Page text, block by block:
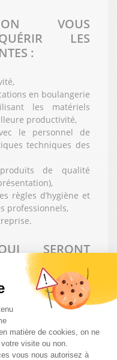
du
matière de cookies, on ne
visite ou non.
vous nous autorisez à
VOUS
LES
:
en boulangerie
les matériels
productivité,
le personnel de
techniques des
de qualité
règles d’hygiène et
professionnels,
SERONT